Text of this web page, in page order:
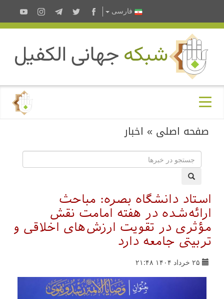
فارسى
صفحه اصلی » اخبار
استاد دانشگاه بصره: مباحث
ارائه‌شده در هفته امامت نقش
مؤثری در تقویت ارزش‌های اخلاقی و
تربیتی جامعه دارد
۲۵ خرداد ۱۴۰۴ ۲۱:۴۸